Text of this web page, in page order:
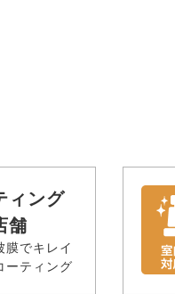
ィング
舗
膜でキレイ
ーティング